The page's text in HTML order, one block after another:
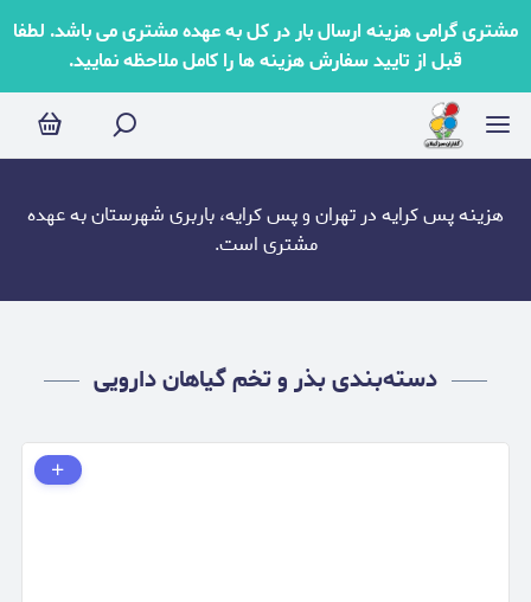
مشتری گرامی هزینه ارسال بار در کل به عهده مشتری می باشد. لطفا
قبل از تایید سفارش هزینه ها را کامل ملاحظه نمایید.
هزینه پس کرایه در تهران و پس کرایه، باربری شهرستان به عهده
مشتری است.
دسته‌بندی بذر و تخم گیاهان دارویی